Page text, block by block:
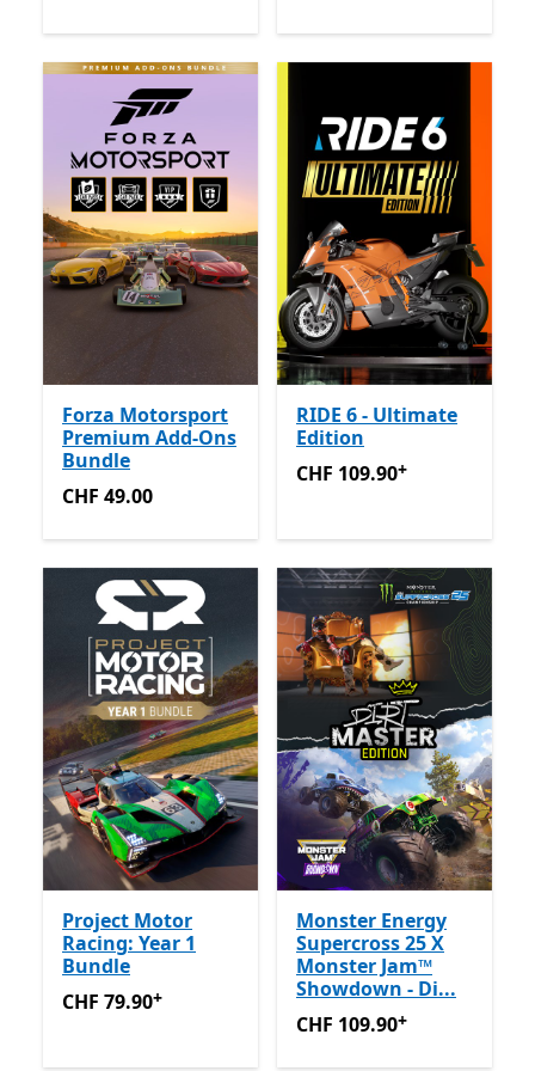
Forza Motorsport
Premium Add-Ons
Bundle
CHF 49.00
CHF 49.00
RIDE 6 - Ultimate
Edition
CHF 109.90Enthält In-App-
CHF 109.90+
Project Motor
Racing: Year 1
Bundle
CHF 79.90Enthält In-App-Käufe
CHF 79.90+
Monster Energy
Supercross 25 X
Monster Jam™
Showdown - Di...
CHF 109.90Enthält In-App-
CHF 109.90+